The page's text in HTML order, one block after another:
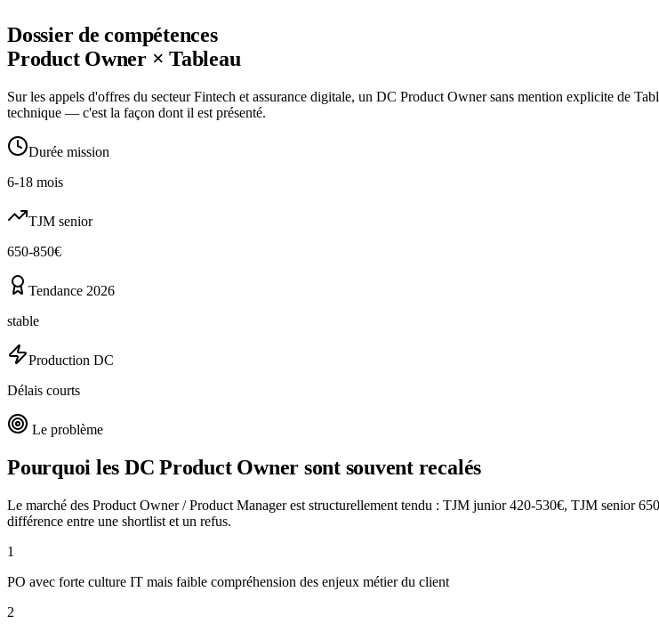
Dossier de compétences
Product Owner×Tableau
Sur les appels d'offres du secteur Fintech et assurance digitale, un DC Product Owner sans mention explicite de
technique — c'est la façon dont il est présenté.
Durée mission
6-18 mois
TJM senior
650-850€
Tendance 2026
stable
Production DC
Délais courts
Le problème
Pourquoi les DCProduct Owner sont souvent recalés
Le marché des Product Owner / Product Manager est structurellement tendu : TJM junior 420-530€, TJM senior
différence entre une shortlist et un refus.
1
PO avec forte culture IT mais faible compréhension des enjeux métier du client
2